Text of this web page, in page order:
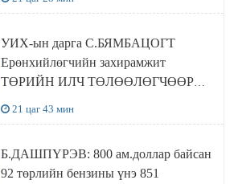
УИХ-ын дарга С.БЯМБАЦОГТ
Ерөнхийлөгчийн захирамжит
ТӨРИЙН ИЛЧ ТӨЛӨӨЛӨГЧӨӨР
21 цаг 43 мин
Б.ДАШПҮРЭВ: 800 ам.доллар байсан
92 төрлийн бензины үнэ 851